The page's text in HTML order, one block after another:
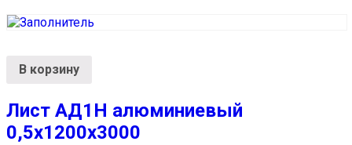
В корзину
Лист АД1Н алюминиевый
0,5х1200х3000